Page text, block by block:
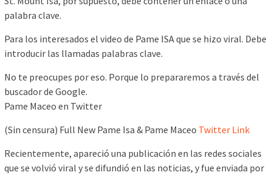
palabra clave.
Para los interesados ​​el video de Pame ISA que se hizo viral. Debe
introducir las llamadas palabras clave.
No te preocupes por eso. Porque lo prepararemos a través del
buscador de Google.
Pame Maceo en Twitter
(Sin censura) Full New Pame Isa & Pame Maceo Twitter Link
Recientemente, apareció una publicación en las redes sociales
que se volvió viral y se difundió en las noticias, y fue enviada por